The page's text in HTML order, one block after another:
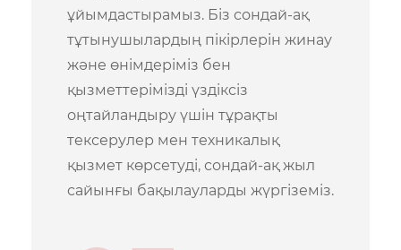
ұйымдастырамыз. Біз сондай-ақ
тұтынушылардың пікірлерін жинау
және өнімдеріміз бен
қызметтерімізді үздіксіз
оңтайландыру үшін тұрақты
тексерулер мен техникалық
қызмет көрсетуді, сондай-ақ жыл
сайынғы бақылауларды жүргіземіз.